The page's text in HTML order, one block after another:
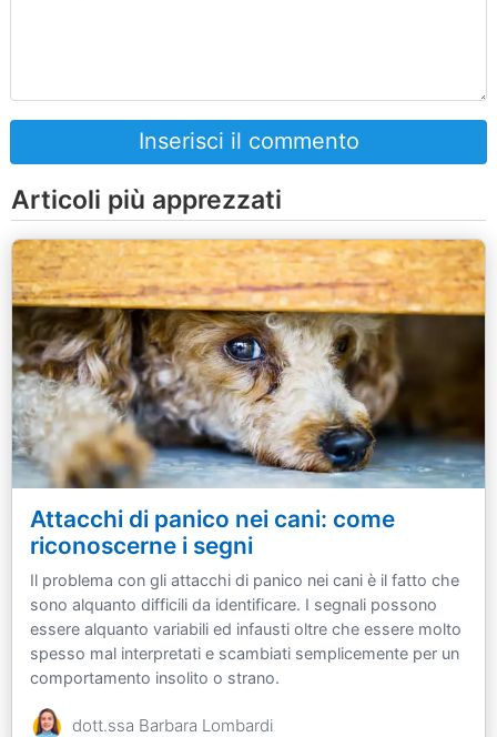
Inserisci il commento
Articoli più apprezzati
Attacchi di panico nei cani: come
riconoscerne i segni
Il problema con gli attacchi di panico nei cani è il fatto che
sono alquanto difficili da identificare. I segnali possono
essere alquanto variabili ed infausti oltre che essere molto
spesso mal interpretati e scambiati semplicemente per un
comportamento insolito o strano.
dott.ssa Barbara Lombardi